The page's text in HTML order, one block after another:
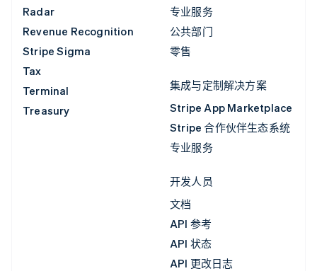
Radar
Revenue Recognition
Stripe Sigma
Tax
Terminal
Treasury
专业服务
公共部门
零售
集成与定制解决方案
Stripe App Marketplace
Stripe 合作伙伴生态系统
专业服务
开发人员
文档
API 参考
API 状态
API 更改日志